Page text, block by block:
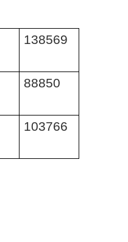
138569
88850
103766